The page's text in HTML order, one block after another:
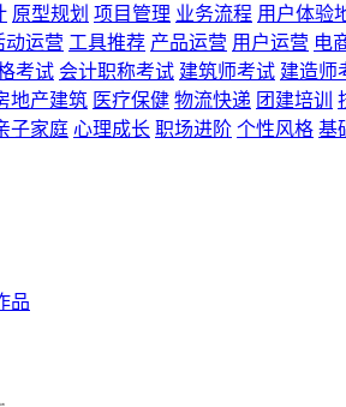
原型规划 项目管理 业务流程 用户体验
动运营 工具推荐 产品运营 用户运营 电
考试 会计职称考试 建筑师考试 建造师
地产建筑 医疗保健 物流快递 团建培训
子家庭 心理成长 职场进阶 个性风格 基
品